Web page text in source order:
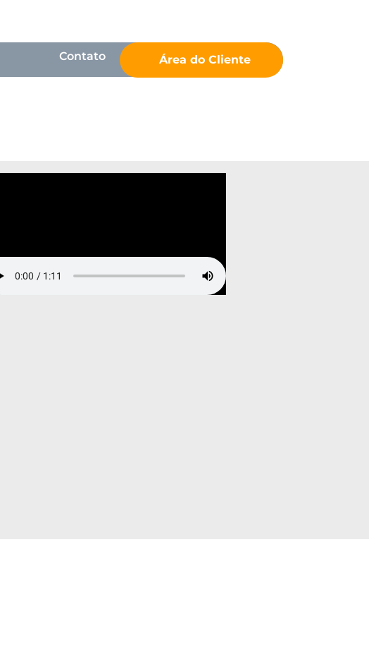
Contato Área do Cliente